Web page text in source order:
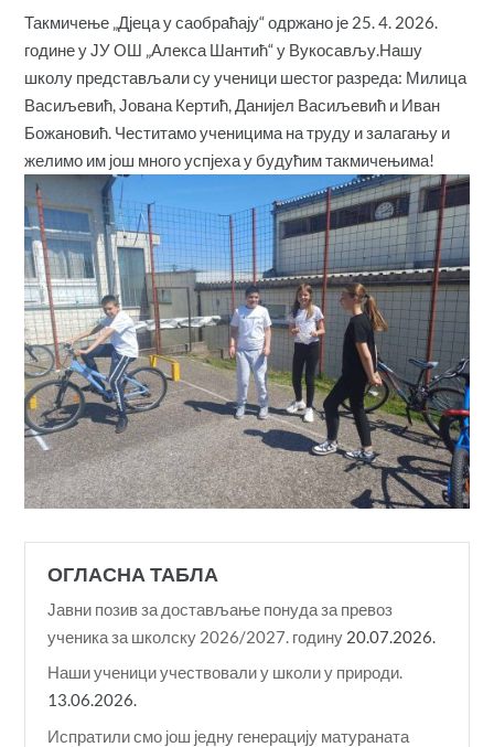
Такмичење „Дјеца у саобраћају“ одржано је 25. 4. 2026.
године у ЈУ ОШ „Алекса Шантић“ у Вукосављу.Нашу
школу представљали су ученици шестог разреда: Милица
Васиљевић, Јована Кертић, Данијел Васиљевић и Иван
Божановић. Честитамо ученицима на труду и залагању и
желимо им још много успјеха у будућим такмичењима!
ОГЛАСНА ТАБЛА
Јавни позив за достављање понуда за превоз
ученика за школску 2026/2027. годину 20.07.2026.
Наши ученици учествовали у школи у природи.
13.06.2026.
Испратили смо још једну генерацију матураната